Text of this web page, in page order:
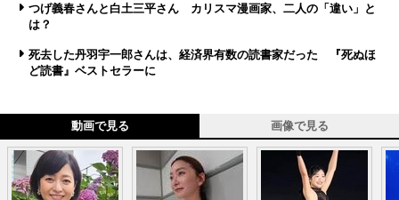
つげ義春さんと白土三平さん カリスマ漫画家、二人の「違い」と
は？
死去した丹羽宇一郎さんは、経済界有数の読書家だった 『死ぬほ
ど読書』ベストセラーに
動画で見る 画像で見る